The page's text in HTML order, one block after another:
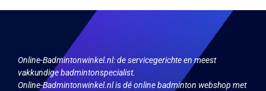
worden
productpagina
Online-Badmintonwinkel.nl:de servicegerichte en meest
vakkundige badmintonspecialist.
Online-Badmintonwinkel.nl is dé online badminton webshop met